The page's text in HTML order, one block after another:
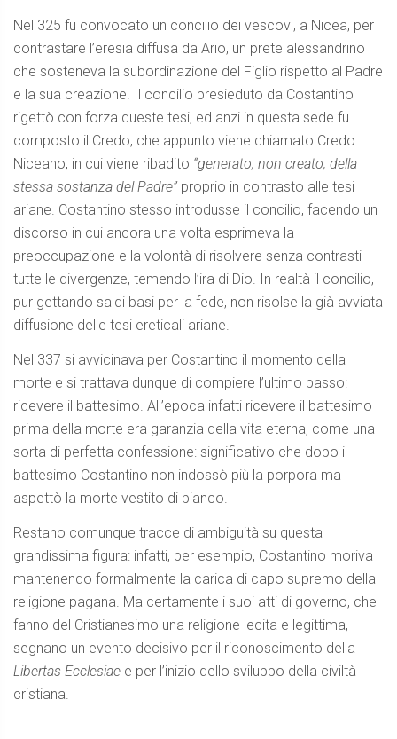
Nel 325 fu convocato un concilio dei vescovi, a Nicea, per
contrastare l’eresia diffusa da Ario, un prete alessandrino
che sosteneva la subordinazione del Figlio rispetto al Padre
e la sua creazione. Il concilio presieduto da Costantino
rigettò con forza queste tesi, ed anzi in questa sede fu
composto il Credo, che appunto viene chiamato Credo
Niceano, in cui viene ribadito “generato, non creato, della
stessa sostanza del Padre” proprio in contrasto alle tesi
ariane. Costantino stesso introdusse il concilio, facendo un
discorso in cui ancora una volta esprimeva la
preoccupazione e la volontà di risolvere senza contrasti
tutte le divergenze, temendo l’ira di Dio. In realtà il concilio,
pur gettando saldi basi per la fede, non risolse la già avviata
diffusione delle tesi ereticali ariane.
Nel 337 si avvicinava per Costantino il momento della
morte e si trattava dunque di compiere l’ultimo passo:
ricevere il battesimo. All’epoca infatti ricevere il battesimo
prima della morte era garanzia della vita eterna, come una
sorta di perfetta confessione: significativo che dopo il
battesimo Costantino non indossò più la porpora ma
aspettò la morte vestito di bianco.
Restano comunque tracce di ambiguità su questa
grandissima figura: infatti, per esempio, Costantino moriva
mantenendo formalmente la carica di capo supremo della
religione pagana. Ma certamente i suoi atti di governo, che
fanno del Cristianesimo una religione lecita e legittima,
segnano un evento decisivo per il riconoscimento della
Libertas Ecclesiae e per l’inizio dello sviluppo della civiltà
cristiana.